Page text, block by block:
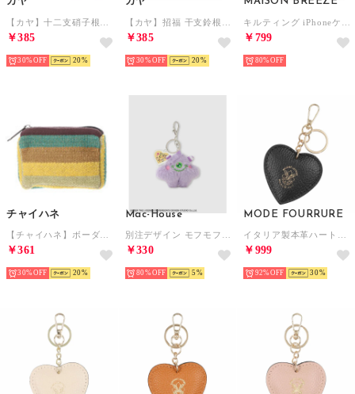
￥385
30% 20
￥385
30% 20
￥799
80%
チャイハネ
￥361
30% 20
Mac-House
￥330
80% 5
MODE FOURRURE
￥999
92% 30